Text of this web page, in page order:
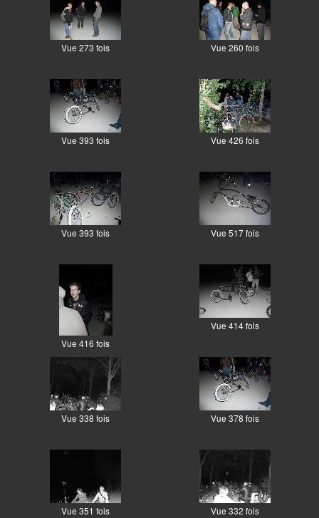
Vue 273 fois Vue 260 fois
Vue 393 fois Vue 426 fois
Vue 393 fois Vue 517 fois
Vue 416 fois
Vue 414 fois
Vue 338 fois Vue 378 fois
Vue 351 fois Vue 332 fois